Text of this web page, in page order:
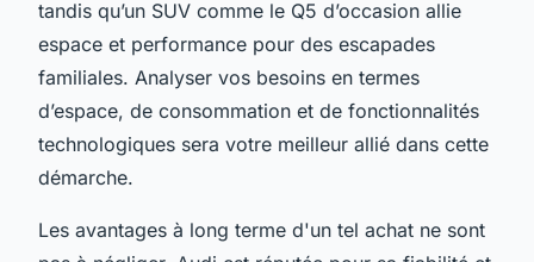
tandis qu’un SUV comme le Q5 d’occasion allie
espace et performance pour des escapades
familiales. Analyser vos besoins en termes
d’espace, de consommation et de fonctionnalités
technologiques sera votre meilleur allié dans cette
démarche.
Les avantages à long terme d'un tel achat ne sont